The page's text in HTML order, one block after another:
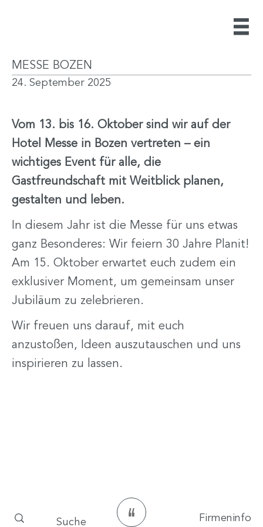
MESSE BOZEN
24. September 2025
Vom 13. bis 16. Oktober sind wir auf der
Hotel Messe in Bozen vertreten – ein
wichtiges Event für alle, die
Gastfreundschaft mit Weitblick planen,
gestalten und leben.
In diesem Jahr ist die Messe für uns etwas
ganz Besonderes: Wir feiern 30 Jahre Planit!
Am 15. Oktober erwartet euch zudem ein
exklusiver Moment, um gemeinsam unser
Jubiläum zu zelebrieren.
Wir freuen uns darauf, mit euch
anzustoßen, Ideen auszutauschen und uns
inspirieren zu lassen.
Firmeninfo